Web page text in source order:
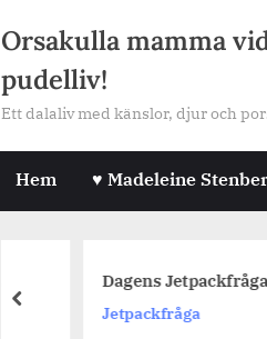
Orsakulla mamma
pudelliv!
Ett dalaliv med känslor, djur och
Hem ♥ Madeleine
Dagens Jetpackfråga #465
Jetpackfråga
prev